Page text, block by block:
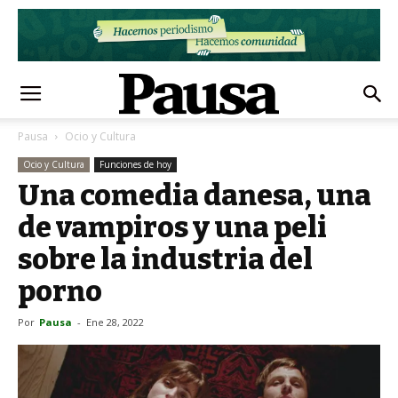
Pausa Ocio y Cultura
Ocio y Cultura Funciones de hoy
Una comedia danesa, una
de vampiros y una peli
sobre la industria del
porno
Por Pausa - Ene 28, 2022